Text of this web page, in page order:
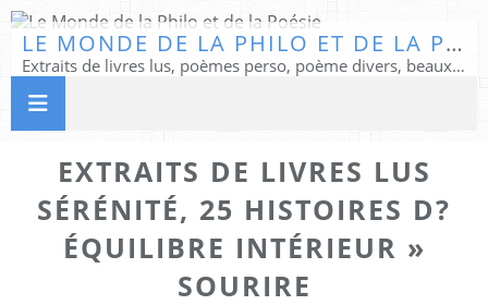
LE MONDE DE LA PHILO ET DE LA POÉSIE
Extraits de livres lus, poèmes perso, poème divers, beaux textes...
EXTRAITS DE LIVRES LUS
SÉRÉNITÉ, 25 HISTOIRES D?
ÉQUILIBRE INTÉRIEUR »
SOURIRE